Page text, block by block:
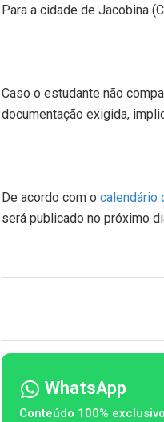
Para a cidade de Jacobina
Caso o estudante não
documentação exigida,
De acordo com o calendário
será publicado no próximo
WhatsApp
Conteúdo 100%